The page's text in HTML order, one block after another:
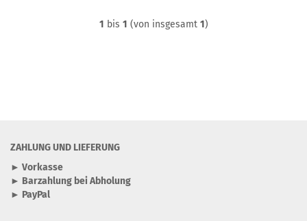
1 bis 1 (von insgesamt 1)
ZAHLUNG UND LIEFERUNG
► Vorkasse
► Barzahlung bei Abholung
► PayPal